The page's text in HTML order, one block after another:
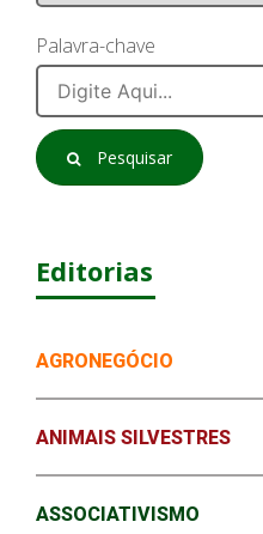
Palavra-chave
Pesquisar
Editorias
AGRONEGÓCIO
ANIMAIS SILVESTRES
ASSOCIATIVISMO